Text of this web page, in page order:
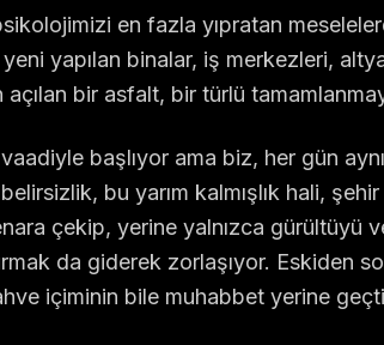
en fazla yıpratan
yapılan binalar, iş merkezleri,
bir asfalt, bir türlü
başlıyor ama biz, her gün
bu yarım kalmışlık hali,
çekip, yerine yalnızca
da giderek zorlaşıyor. Eskiden
içiminin bile muhabbet yerine